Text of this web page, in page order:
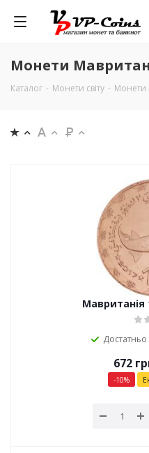
Монети
Каталог - Монети світу - Монети
Мавританія
Достатньо
672
-10%